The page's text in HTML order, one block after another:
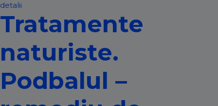
detalii
Tratamente
naturiste.
Podbalul –